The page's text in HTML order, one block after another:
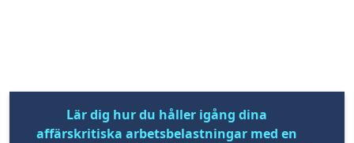
Lär dig hur du håller igång dina
affärskritiska arbetsbelastningar med en